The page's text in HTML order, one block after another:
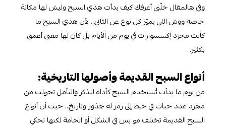
وفي هالمقال خلّني أعرفك كيف بدأت هذي السبح وليش لها مكانة
خاصة ووش اللي يميّز كل نوع عن الثاني… لأن هذي السبح ما
كانت مجرد إكسسوارات في يوم من الأيام بل كان لها معنى أعمق
بكثير.
أنواع السبح القديمة وأصولها التاريخية:
من يوم ما بدأت تُستخدم السبح كأداة للذكر والتأمل تحولت من
مجرد عدد حبات في خيط إلى رمز له جذور وتاريخ… حيث أن أنواع
السبح القديمة تختلف مو بس في الشكل أو الخامة لكنها تحكي